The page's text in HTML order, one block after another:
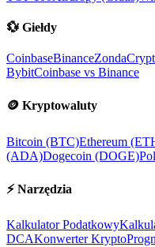
💱 Giełdy
CoinbaseBinance
BybitCoinbase vs Binance
🪙 Kryptowaluty
Bitcoin (BTC)Ethereum
(ADA)Dogecoin (DOGE)
⚡ Narzędzia
Kalkulator Podatkowy
DCAKonwerter Krypto